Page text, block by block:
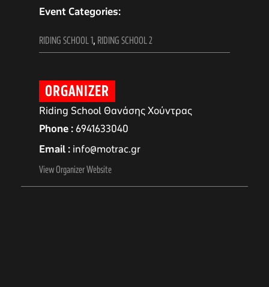
Event Categories:
RIDING SCHOOL 1, RIDING SCHOOL 2
ORGANIZER
Riding School Θανάσης Χούντρας
Phone 6941633040
Email info@motrac.gr
View Organizer Website